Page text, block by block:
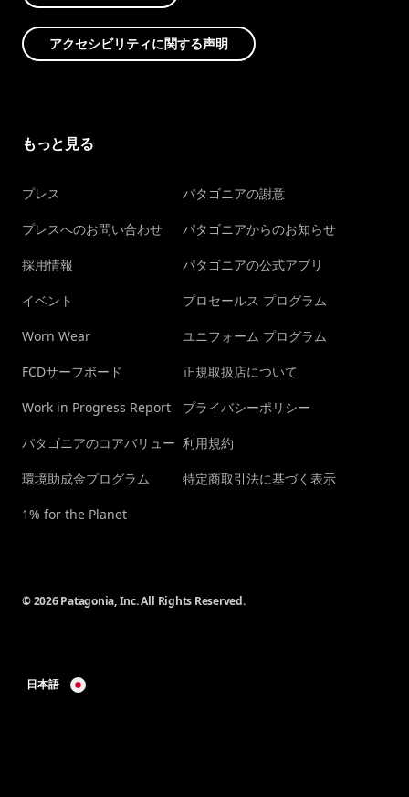
アクセシビリティに関する声明
もっと見る
プレス
プレスへのお問い合わせ
採用情報
イベント
Worn Wear
FCDサーフボード
Work in Progress Report
パタゴニアのコアバリュー
環境助成金プログラム
1% for the Planet
パタゴニアの謝意
パタゴニアからのお知らせ
パタゴニアの公式アプリ
プロセールス プログラム
ユニフォーム プログラム
正規取扱店について
プライバシーポリシー
利用規約
特定商取引法に基づく表示
© 2026 Patagonia, Inc. All Rights Reserved.
日本語